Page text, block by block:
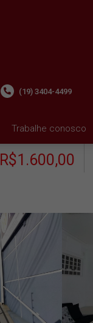
Trabalhe conosco
(19) 3404-4499
R$1.600,00